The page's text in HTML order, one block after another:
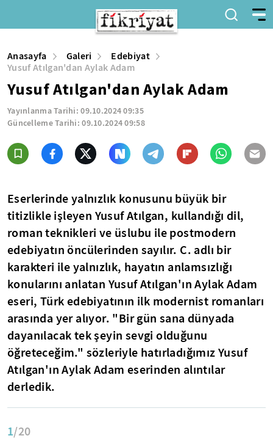
Anasayfa Galeri
Edebiyat
Yusuf Atılgan'dan Aylak Adam
Yusuf Atılgan'dan Aylak Adam
Yayınlanma Tarihi:09.10.2024 09:35
Güncelleme Tarihi:09.10.2024 09:58
Eserlerinde yalnızlık konusunu büyük bir
titizlikle işleyen Yusuf Atılgan, kullandığı dil,
roman teknikleri ve üslubu ile postmodern
edebiyatın öncülerinden sayılır. C. adlı bir
karakteri ile yalnızlık, hayatın anlamsızlığı
konularını anlatan Yusuf Atılgan'ın Aylak Adam
eseri, Türk edebiyatının ilk modernist romanları
arasında yer alıyor. "Bir gün sana dünyada
dayanılacak tek şeyin sevgi olduğunu
öğreteceğim." sözleriyle hatırladığımız Yusuf
Atılgan'ın Aylak Adam eserinden alıntılar
derledik.
1/20